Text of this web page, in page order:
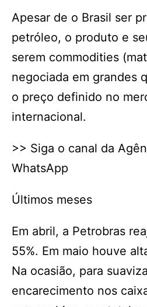
Apesar de o Brasil ser
petróleo, o produto e
serem commodities
negociada em grandes
o preço definido no
internacional.
>> Siga o canal da
WhatsApp
Últimos meses
Em abril, a Petrobras
55%. Em maio houve
Na ocasião, para
encarecimento nos